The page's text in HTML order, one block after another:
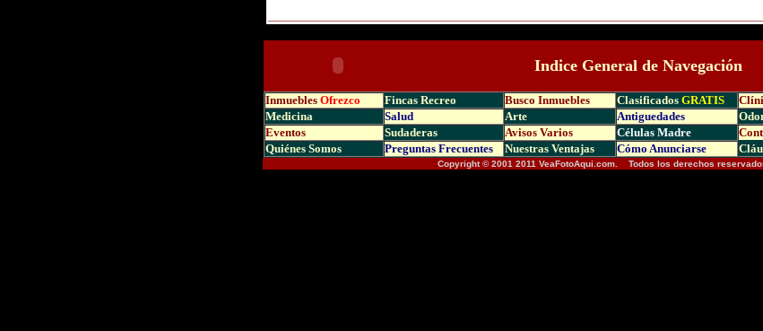
Indice General de Navegación
Inmuebles Ofrezco Fincas Recreo Busco Inmuebles Clasificados GRATIS
Medicina
Salud Arte Antiguedades
Eventos
Sudaderas Avisos Varios Células Madre
Quiénes Somos
Preguntas Frecuentes Nuestras Ventajas Cómo Anunciarse
Copyright © 2001 2011 VeaFotoAqui.com. Todos los derechos